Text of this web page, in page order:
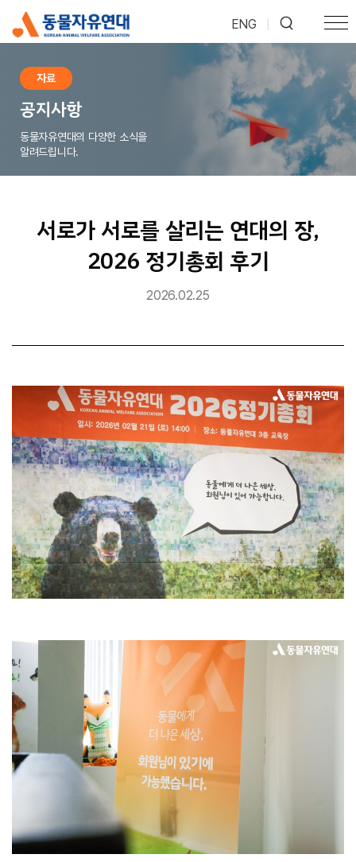
ENG
자료
공지사항
동물자유연대의 다양한 소식을
알려드립니다.
서로가 서로를 살리는 연대의 장,
2026 정기총회 후기
2026.02.25